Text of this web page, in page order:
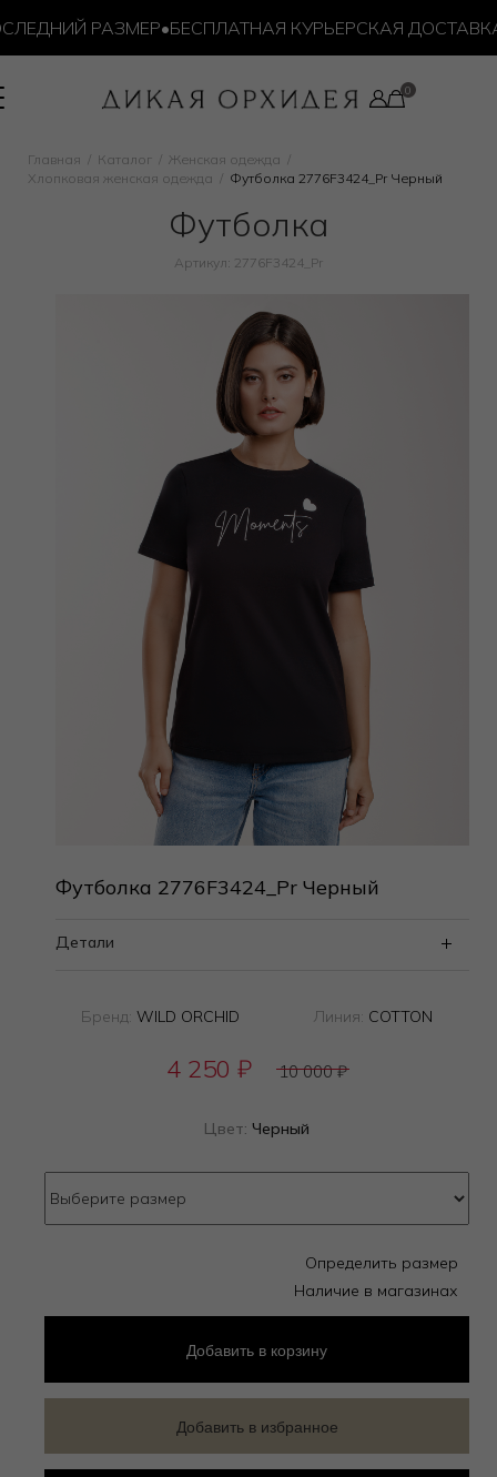
РАЗМЕР•БЕСПЛАТНАЯ КУРЬЕРСКАЯ ДОСТАВКА
Главная Каталог
Женская одежда
Хлопковая женская одежда
Футболка 2776F3424_Pr Черный
Футболка
Артикул: 2776F3424_Pr
Футболка 2776F3424_Pr Черный
Детали
Бренд: WILD ORCHID Линия: COTTON
4 250 ₽ 10 000₽
Цвет: Черный
Определить размер
Наличие в магазинах
Добавить в корзину
Добавить в избранное